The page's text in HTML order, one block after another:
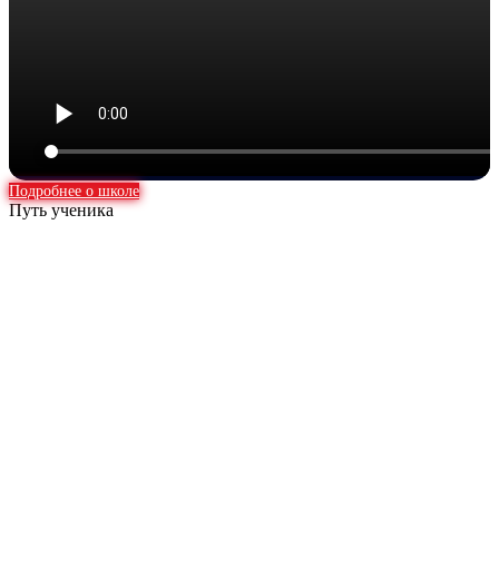
Подробнее о школе
Путь ученика